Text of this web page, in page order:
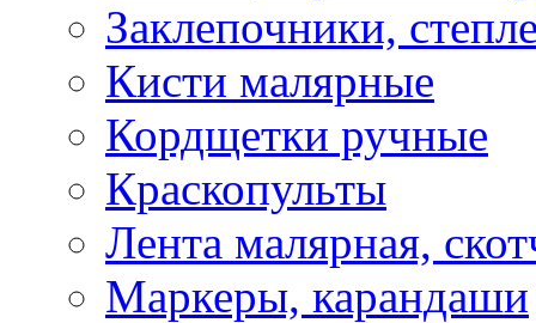
Заклепочники,
Кисти малярные
Кордщетки ручные
Краскопульты
Лента малярная,
Маркеры, карандаши